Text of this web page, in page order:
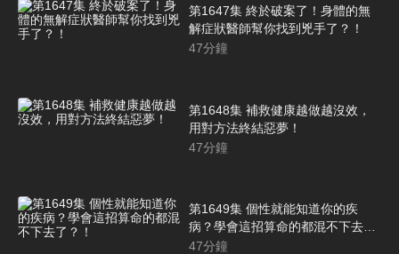
第1647集 終於破案了！身體的無
解症狀醫師幫你找到兇手了？！
47分鐘
第1648集 補救健康越做越沒效，
用對方法終結惡夢！
47分鐘
第1649集 個性就能知道你的疾
病？學會這招算命的都混不下去
了？！
47分鐘